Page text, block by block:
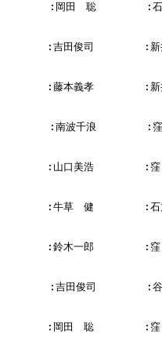
:岡田　聡        :石
:吉田俊司        :新
:藤本義孝        :新
:南波千浪        :窪
:山口美浩        :窪
:牛草　健        :石
:鈴木一郎        :窪
:吉田俊司        :谷
:岡田　聡        :窪